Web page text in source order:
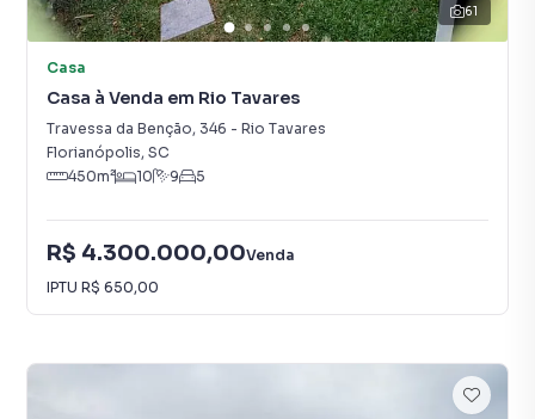
61
Casa
Casa à Venda em Rio Tavares
Travessa da Benção, 346 - Rio Tavares
Florianópolis, SC
450m² 10 9 5
R$ 4.300.000,00Venda
IPTU R$ 650,00